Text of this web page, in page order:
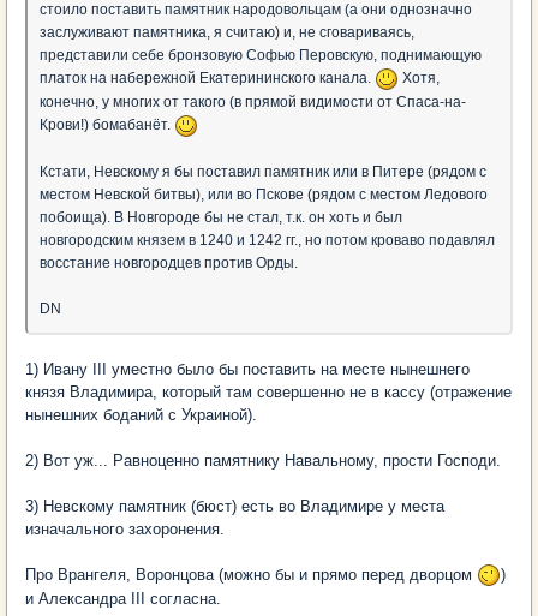
стоило поставить памятник народовольцам (а они однозначно
заслуживают памятника, я считаю) и, не сговариваясь,
представили себе бронзовую Софью Перовскую, поднимающую
платок на набережной Екатерининского канала.
Хотя,
конечно, у многих от такого (в прямой видимости от Спаса-на-
Крови!) бомабанёт.
Кстати, Невскому я бы поставил памятник или в Питере (рядом с
местом Невской битвы), или во Пскове (рядом с местом Ледового
побоища). В Новгороде бы не стал, т.к. он хоть и был
новгородским князем в 1240 и 1242 гг., но потом кроваво подавлял
восстание новгородцев против Орды.
DN
1) Ивану III уместно было бы поставить на месте нынешнего
князя Владимира, который там совершенно не в кассу (отражение
нынешних боданий с Украиной).
2) Вот уж... Равноценно памятнику Навальному, прости Господи.
3) Невскому памятник (бюст) есть во Владимире у места
изначального захоронения.
Про Врангеля, Воронцова (можно бы и прямо перед дворцом
)
и Александра III согласна.